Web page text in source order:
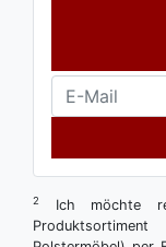
2
Ich möchte